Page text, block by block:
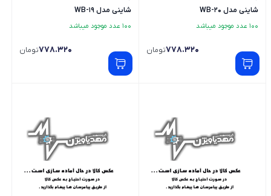
شاینی مدل WB-20
100 عدد موجود میباشد
778.320تومان
شاینی مدل WB-19
100 عدد موجود میباشد
778.320تومان